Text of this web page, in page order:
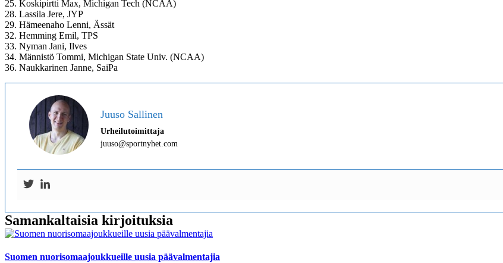
25. Koskipirtti Max, Michigan Tech (NCAA)
28. Lassila Jere, JYP
29. Hämeenaho Lenni, Ässät
32. Hemming Emil, TPS
33. Nyman Jani, Ilves
34. Männistö Tommi, Michigan State Univ. (NCAA)
36. Naukkarinen Janne, SaiPa
Juuso Sallinen
Urheilutoimittaja
juuso@sportnyhet.com
Samankaltaisia kirjoituksia
Suomen nuorisomaajoukkueille uusia päävalmentajia